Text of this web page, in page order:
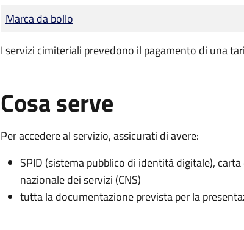
Tipo di pagamento
Importo
Marca da bollo
I servizi cimiteriali prevedono il pagamento di una
Cosa serve
Per accedere al servizio, assicurati di avere:
SPID (sistema pubblico di identità digitale),
nazionale dei servizi (CNS)
tutta la documentazione prevista per la